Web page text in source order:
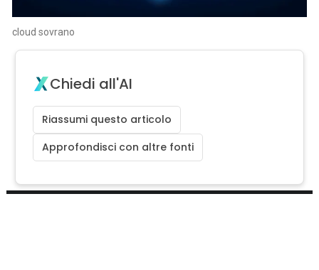
cloud sovrano
Chiedi all'AI
Riassumi questo articolo
Approfondisci con altre fonti